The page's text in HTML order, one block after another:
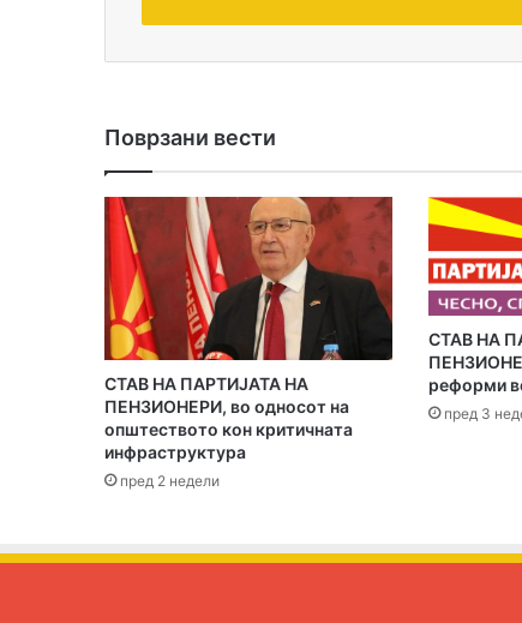
и
-
м
е
л
д
р
е
с
а
т
а
Поврзани вести
СТАВ НА ПАРТИЈАТА НА
ПЕНЗИОНЕРИ, во односот на
општеството кон критичната
инфраструктура
пред 2 недели
​СТАВ НА
реформи
пред 3